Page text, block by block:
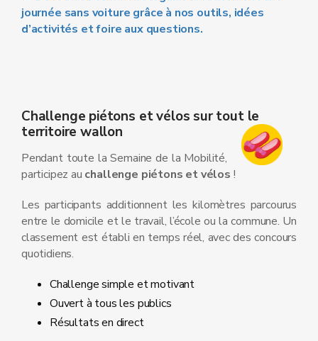
journée sans voiture grâce à nos outils, idées
d’activités et foire aux questions.
Challenge piétons et vélos sur tout le
territoire wallon
Pendant toute la Semaine de la Mobilité,
participez au challenge piétons et vélos !
Les participants additionnent les kilomètres parcourus
entre le domicile et le travail, l’école ou la commune. Un
classement est établi en temps réel, avec des concours
quotidiens.
Challenge simple et motivant
Ouvert à tous les publics
Résultats en direct